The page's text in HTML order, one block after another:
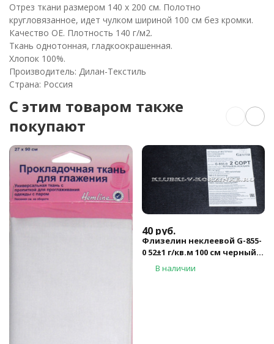
Отрез ткани размером 140 х 200 см. Полотно
кругловязанное, идет чулком шириной 100 см без кромки.
Качество OE. Плотность 140 г/м2.
Ткань однотонная, гладкоокрашенная.
Хлопок 100%.
Производитель: Дилан-Текстиль
Страна: Россия
C этим товаром также
покупают
40 руб.
Флизелин неклеевой G-855-
0 52±1 г/кв.м 100 см черный
B, Gammа
В наличии